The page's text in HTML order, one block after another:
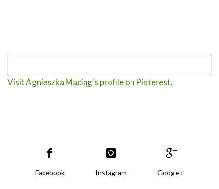
Visit Agnieszka Maciąg's profile on Pinterest.
Facebook Instagram Google+